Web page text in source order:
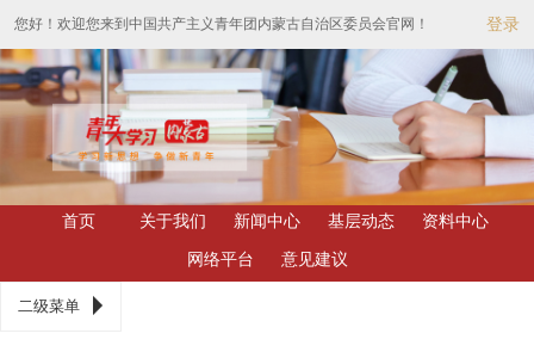
您好！欢迎您来到中国共产主义青年团内蒙古自治区委员会官网！ 登录
首页 关于我们 新闻中心 基层动态 资料中心
网络平台 意见建议
二级菜单